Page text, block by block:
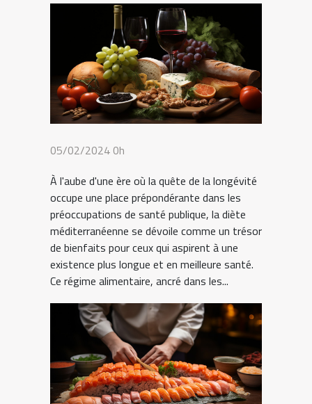
05/02/2024 0h
À l'aube d'une ère où la quête de la longévité
occupe une place prépondérante dans les
préoccupations de santé publique, la diète
méditerranéenne se dévoile comme un trésor
de bienfaits pour ceux qui aspirent à une
existence plus longue et en meilleure santé.
Ce régime alimentaire, ancré dans les...